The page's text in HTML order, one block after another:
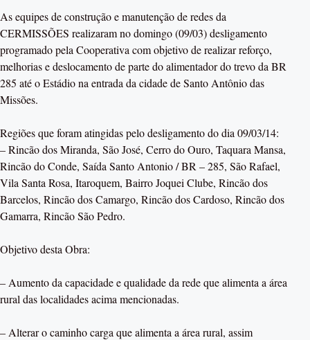
As equipes de construção e manutenção de redes da
CERMISSÕES realizaram no domingo (09/03) desligamento
programado pela Cooperativa com objetivo de realizar reforço,
melhorias e deslocamento de parte do alimentador do trevo da BR
285 até o Estádio na entrada da cidade de Santo Antônio das
Missões.
Regiões que foram atingidas pelo desligamento do dia 09/03/14:
– Rincão dos Miranda, São José, Cerro do Ouro, Taquara Mansa,
Rincão do Conde, Saída Santo Antonio / BR – 285, São Rafael,
Vila Santa Rosa, Itaroquem, Bairro Joquei Clube, Rincão dos
Barcelos, Rincão dos Camargo, Rincão dos Cardoso, Rincão dos
Gamarra, Rincão São Pedro.
Objetivo desta Obra:
– Aumento da capacidade e qualidade da rede que alimenta a área
rural das localidades acima mencionadas.
– Alterar o caminho carga que alimenta a área rural, assim